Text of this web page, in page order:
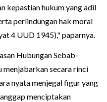
kepastian hukum yang adil
perlindungan hak moral
4 UUD 1945)," paparnya.
Hubungan Sebab-
secara rinci
nyata menjegal figur yang
menciptakan